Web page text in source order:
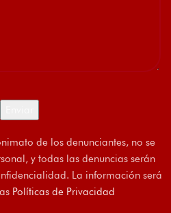
de los denunciantes, no se
y todas las denuncias serán
La información será
Políticas de Privacidad